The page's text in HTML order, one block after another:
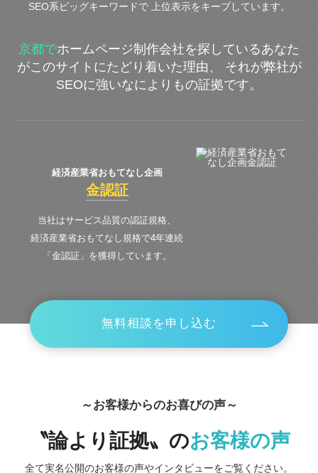
SEO系ビッグキーワードで 上位表示をキープしています。
京都でホームページ制作会社を探しているあなた
がこのサイトにたどり着いた理由、 それが弊社が
SEOに強いなによりもの証拠です。
経済産業省おもてなし企画
金認証
当社はサービス品質の認証規格、
経済産業省おもてなし規格で4年連続
「金認証」を獲得しています。
無料相談を申し込む
～お客様からのお喜びの声～
〝論より証拠〟のお客様の声
全て実名公開のお客様の声やインタビューをご覧ください。